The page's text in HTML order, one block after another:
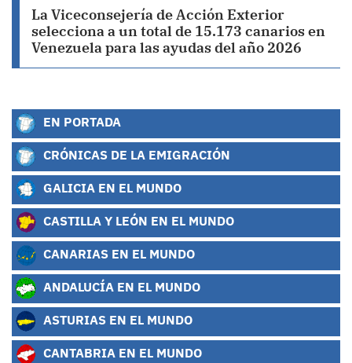
La Viceconsejería de Acción Exterior
selecciona a un total de 15.173 canarios en
Venezuela para las ayudas del año 2026
EN PORTADA
CRÓNICAS DE LA EMIGRACIÓN
GALICIA EN EL MUNDO
CASTILLA Y LEÓN EN EL MUNDO
CANARIAS EN EL MUNDO
ANDALUCÍA EN EL MUNDO
ASTURIAS EN EL MUNDO
CANTABRIA EN EL MUNDO